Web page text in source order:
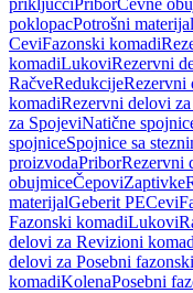
priključciPriborCevne
poklopacPotrošni materijal
CeviFazonski komadi
komadiLukoviRezervni
RačveRedukcijeRezervni
komadiRezervni delovi
za SpojeviNatične
spojniceSpojnice sa
proizvodaPriborRezervni
obujmiceČepoviZaptivke
materijalGeberit PECevi
Fazonski komadiLukovi
delovi za Revizioni
delovi za Posebni
komadiKolenaPosebni